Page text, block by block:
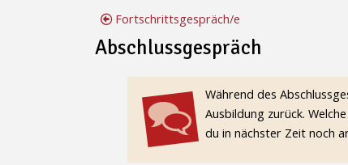
Fortschrittsgespräch/e
Abschlussgespräch
Abschlussgespräch
Während des
Ausbildung zurück.
du in nächster Zeit noch